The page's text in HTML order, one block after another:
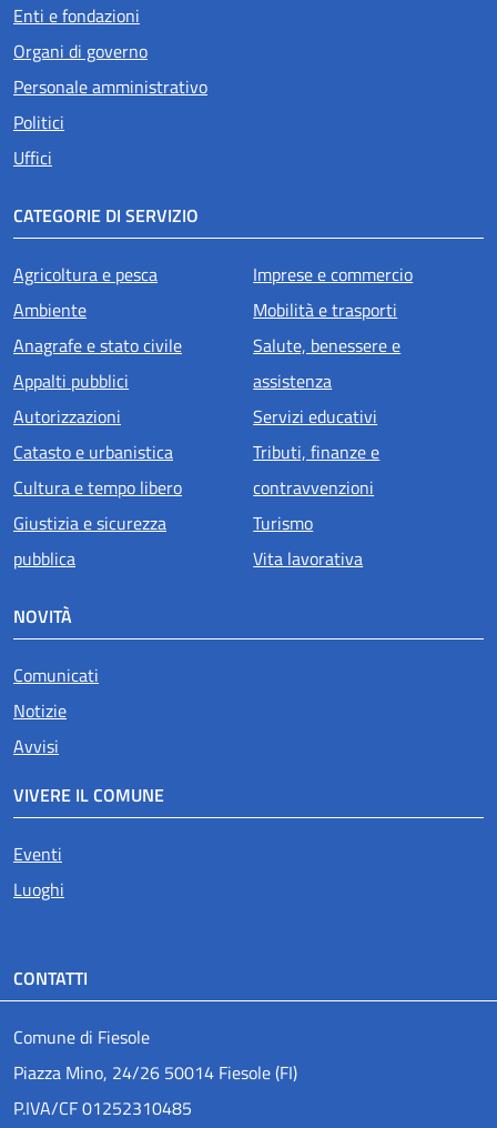
Enti e fondazioni
Organi di governo
Personale amministrativo
Politici
Uffici
CATEGORIE DI SERVIZIO
Agricoltura e pesca
Ambiente
Anagrafe e stato civile
Appalti pubblici
Autorizzazioni
Catasto e urbanistica
Cultura e tempo libero
Giustizia e sicurezza
pubblica
Imprese e commercio
Mobilità e trasporti
Salute, benessere e
assistenza
Servizi educativi
Tributi, finanze e
contravvenzioni
Turismo
Vita lavorativa
NOVITÀ
Comunicati
Notizie
Avvisi
VIVERE IL COMUNE
Eventi
Luoghi
CONTATTI
Comune di Fiesole
Piazza Mino, 24/26 50014 Fiesole (FI)
P.IVA/CF 01252310485